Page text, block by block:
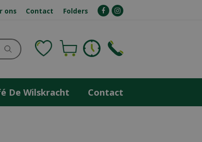
ons Contact Folders
De Wilskracht Contact